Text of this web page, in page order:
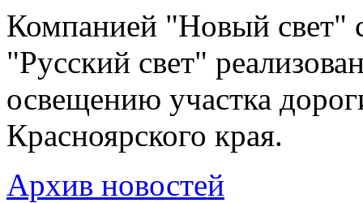
Компанией "Новый свет"
"Русский свет"
освещению участка
Красноярского края.
Архив новостей